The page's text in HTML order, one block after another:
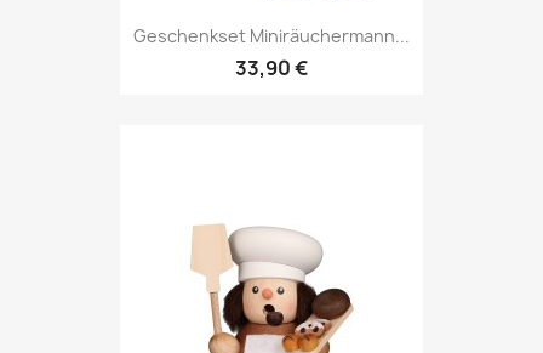
Geschenkset Miniräuchermann...
33,90 €